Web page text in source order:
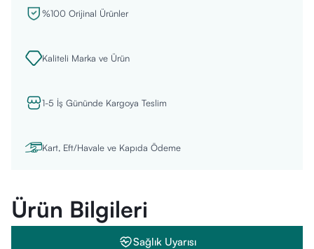
%100 Orijinal Ürünler
Kaliteli Marka ve Ürün
1-5 İş Gününde Kargoya Teslim
Kart, Eft/Havale ve Kapıda Ödeme
Ürün Bilgileri
Sağlık Uyarısı